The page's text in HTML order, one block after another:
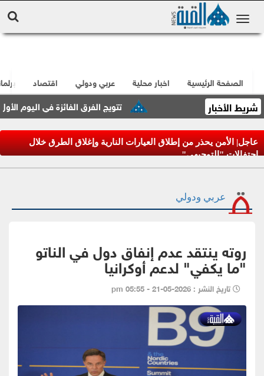
الصفحة الرئيسية اخبار محلية عربي ودولي اقتصاد
شريط الأخبار تتويج الفرق الفائزة في اليوم الأول
عاجل| الأمن يحذر من إطلاق العيارات النارية وإغلاق الطرق خلال
احتفالات "التوجيهي"
عربي ودولي
روته ينتقد عدم إنفاق دول في الناتو
"ما يكفي" لدعم أوكرانيا
تاريخ النشر : 2026-05-21 - 05:55 pm